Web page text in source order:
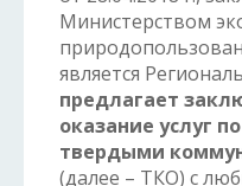
Министерством
является
предлагает
оказание услуг
твердыми
(далее – ТКО) с